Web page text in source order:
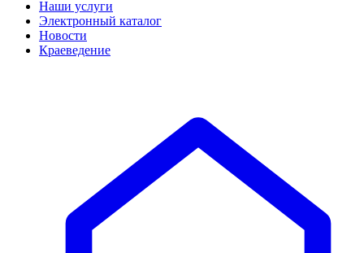
Наши услуги
Электронный каталог
Новости
Краеведение